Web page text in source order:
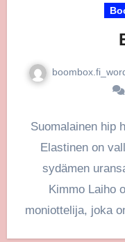
Suomalainen hip
Elastinen on
sydämen
Kimmo Laiho
moniottelija, joka